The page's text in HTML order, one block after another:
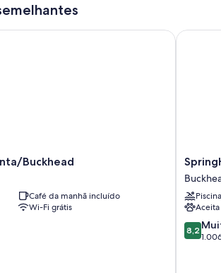
Buckhead
Café da manhã incluído
Wi-Fi grátis
Suites
by
Marriott
Atlanta
Piscina
8.2
de
8,2